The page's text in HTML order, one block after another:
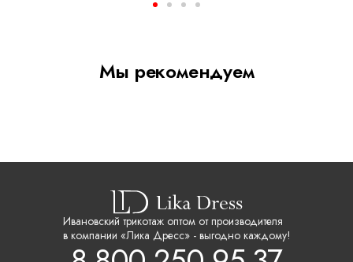
Мы рекомендуем
Ивановский трикотаж оптом от производителя
в компании «Лика Дресс» - выгодно каждому!